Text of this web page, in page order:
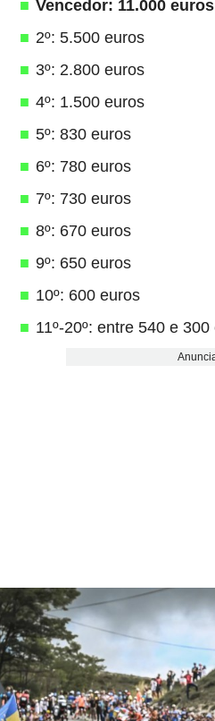
Vencedor: 11.000 euros
2º: 5.500 euros
3º: 2.800 euros
4º: 1.500 euros
5º: 830 euros
6º: 780 euros
7º: 730 euros
8º: 670 euros
9º: 650 euros
10º: 600 euros
11º-20º: entre 540 e 300